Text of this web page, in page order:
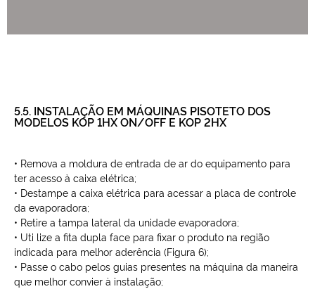
5.5. INSTALAÇÃO EM MÁQUINAS PISOTETO DOS
MODELOS KOP 1HX ON/OFF E KOP 2HX
• Remova a moldura de entrada de ar do equipamento para
ter acesso à caixa elétrica;
• Destampe a caixa elétrica para acessar a placa de controle
da evaporadora;
• Retire a tampa lateral da unidade evaporadora;
• Uti lize a fita dupla face para fixar o produto na região
indicada para melhor aderência (Figura 6);
• Passe o cabo pelos guias presentes na máquina da maneira
que melhor convier à instalação;